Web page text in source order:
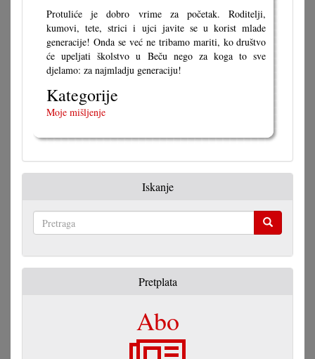
Protuliće je dobro vrime za početak. Roditelji,
kumovi, tete, strici i ujci javite se u korist mlade
generacije! Onda se već ne tribamo mariti, ko društvo
će upeljati školstvo u Beču nego za koga to sve
djelamo: za najmladju generaciju!
Kategorije
Moje mišljenje
Iskanje
Pretplata
Abo